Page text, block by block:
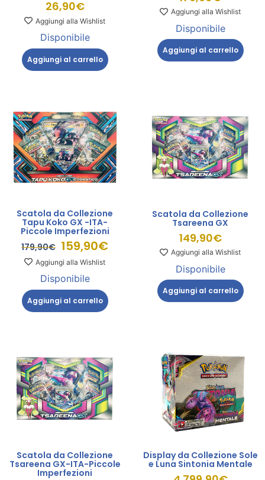
26,90€
Aggiungi alla Wishlist
Disponibile
Aggiungi al carrello
Aggiungi alla Wishlist
Disponibile
Aggiungi al carrello
Scatola da Collezione
Tapu Koko GX -ITA-
Piccole Imperfezioni
179,90€ 159,90€
Aggiungi alla Wishlist
Disponibile
Aggiungi al carrello
Scatola da Collezione
Tsareena GX
149,90€
Aggiungi alla Wishlist
Disponibile
Aggiungi al carrello
Scatola da Collezione
Tsareena GX-ITA-Piccole
Imperfezioni
Display da Collezione Sole
e Luna Sintonia Mentale